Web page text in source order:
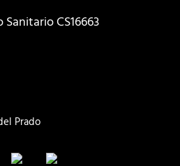
Sanitario CS16663